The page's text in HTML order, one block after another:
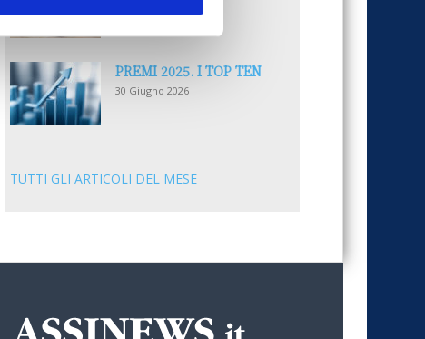
PREMI 2025. I TOP TEN
30 Giugno 2026
TUTTI GLI ARTICOLI DEL MESE